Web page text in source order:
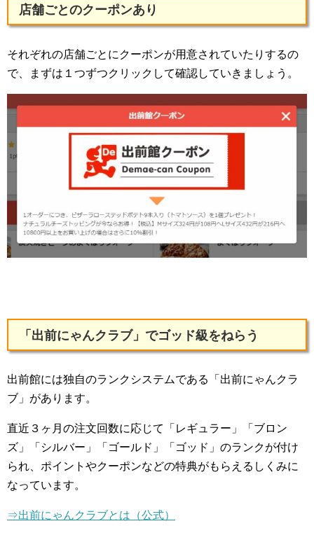
店舗ごとのクーポンあり
それぞれの店舗ごとにクーポンが用意されていたりするの
で、まずは１つずつクリックして確認していきましょう。
「出前にゃんクラブ」でゴッド級をねらう
出前館には独自のランクシステムである「出前にゃんクラ
ブ」があります。
直近３ヶ月の注文回数に応じて「レギュラー」「ブロン
ズ」「シルバー」「ゴールド」「ゴッド」のランクが付け
られ、ポイントやクーポンなどの特典がもらえるしくみに
なっています。
⇒出前にゃんクラブとは（公式）